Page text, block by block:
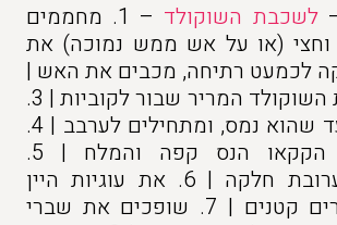
לשכבת השוקולד
– 1. מחממים
וחצי (או על אש ממש נמוכה) את
לכמעט רתיחה, מכבים את האש |
2. מוסיפים את השוקולד המריר שבור לקוביות | 3.
מחכים קצת, עד שהוא נמס, ומתחילים לערבב | 4.
מוסיפים את הקקאו הנס קפה והמלח | 5.
מערבבים לתערובת חלקה | 6. את עוגיות היין
מרסקים לשברים קטנים | 7. שופכים את שברי